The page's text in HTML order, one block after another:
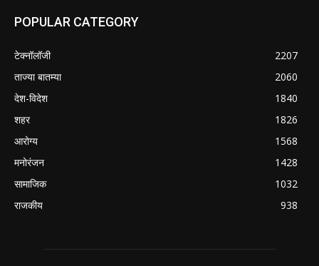
POPULAR CATEGORY
टेक्नॉलॉजी
2207
ताज्या बातम्या
2060
देश-विदेश
1840
शहर
1826
आरोग्य
1568
मनोरंजन
1428
सामाजिक
1032
राजकीय
938